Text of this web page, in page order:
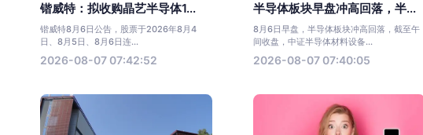
锴威特：拟收购晶艺半导体1...
锴威特8月6日公告，股票于2026年8月4
日、8月5日、8月6日连...
2026-08-07 07:42:52
半导体板块早盘冲高回落，半...
8月6日早盘，半导体板块冲高回落，截至午
间收盘，中证半导体材料设备...
2026-08-07 07:40:05